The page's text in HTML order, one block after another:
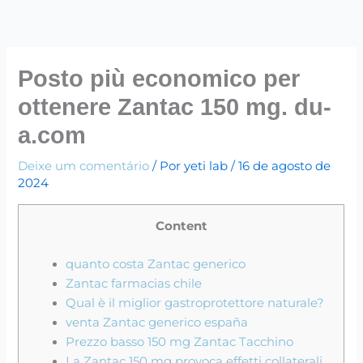
conteúdo
Posto più economico per
ottenere Zantac 150 mg. du-
a.com
Deixe um comentário / Poryeti lab/16 de agosto de
2024
Content
quanto costa Zantac generico
Zantac farmacias chile
Qual è il miglior gastroprotettore naturale?
venta Zantac generico españa
Prezzo basso 150 mg Zantac Tacchino